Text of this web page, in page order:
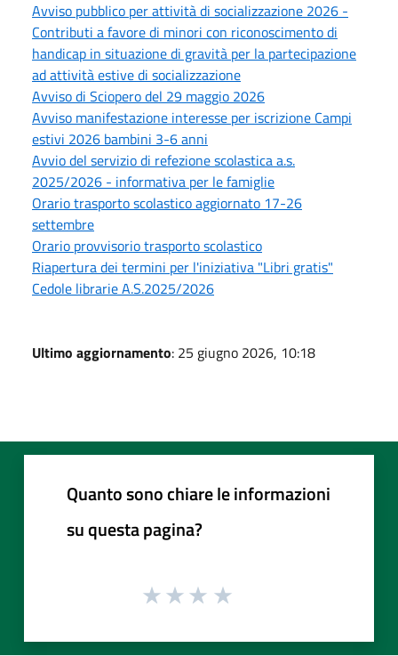
Avviso pubblico per attività di socializzazione 2026 -
Contributi a favore di minori con riconoscimento di
handicap in situazione di gravità per la partecipazione
ad attività estive di socializzazione
Avviso di Sciopero del 29 maggio 2026
Avviso manifestazione interesse per iscrizione Campi
estivi 2026 bambini 3-6 anni
Avvio del servizio di refezione scolastica a.s.
2025/2026 - informativa per le famiglie
Orario trasporto scolastico aggiornato 17-26
settembre
Orario provvisorio trasporto scolastico
Riapertura dei termini per l'iniziativa "Libri gratis"
Cedole librarie A.S.2025/2026
Ultimo aggiornamento: 25 giugno 2026, 10:18
Quanto sono chiare le informazioni
su questa pagina?